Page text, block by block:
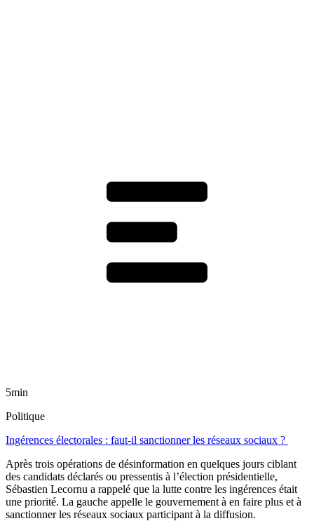
5min
Politique
Ingérences électorales : faut-il sanctionner les réseaux sociaux ?
Après trois opérations de désinformation en quelques jours ciblant
des candidats déclarés ou pressentis à l’élection présidentielle,
Sébastien Lecornu a rappelé que la lutte contre les ingérences était
une priorité. La gauche appelle le gouvernement à en faire plus et à
sanctionner les réseaux sociaux participant à la diffusion.